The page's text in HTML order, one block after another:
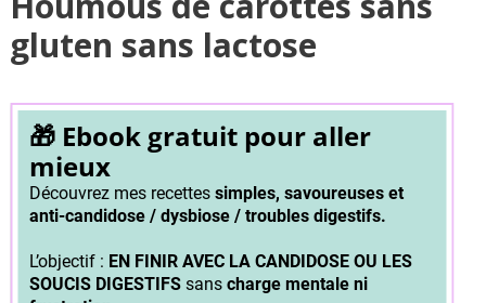
gluten sans lactose